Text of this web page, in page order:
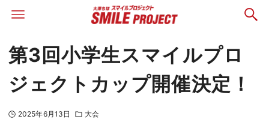
第3回小学生スマイルプロ
ジェクトカップ開催決定！
2025年6月13日 大会